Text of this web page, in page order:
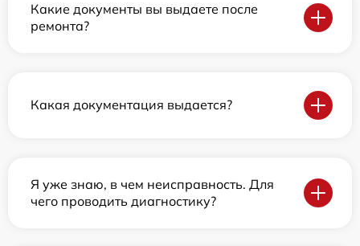
Какие документы вы выдаете после
ремонта?
Какая документация выдается?
Я уже знаю, в чем неисправность. Для
чего проводить диагностику?